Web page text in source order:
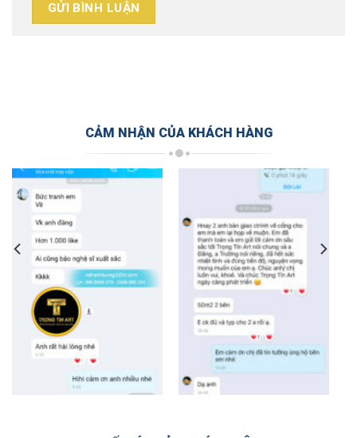
CẢM NHẬN CỦA KHÁCH HÀNG